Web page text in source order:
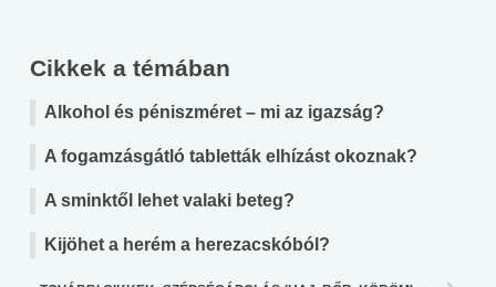
Cikkek a témában
Alkohol és péniszméret – mi az igazság?
A fogamzásgátló tabletták elhízást okoznak?
A sminktől lehet valaki beteg?
Kijöhet a herém a herezacskóból?